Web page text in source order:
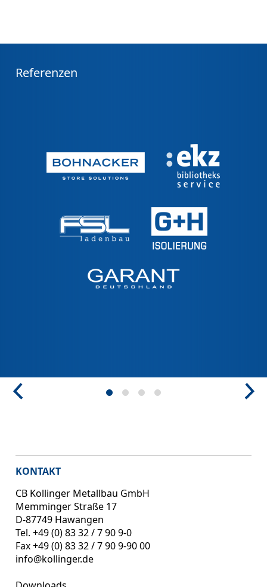
Referenzen
KONTAKT
CB Kollinger Metallbau GmbH
Memminger Straße 17
D-87749 Hawangen
Tel. +49 (0) 83 32 / 7 90 9‑0
Fax +49 (0) 83 32 / 7 90 9‑90 00
info@kollinger.de